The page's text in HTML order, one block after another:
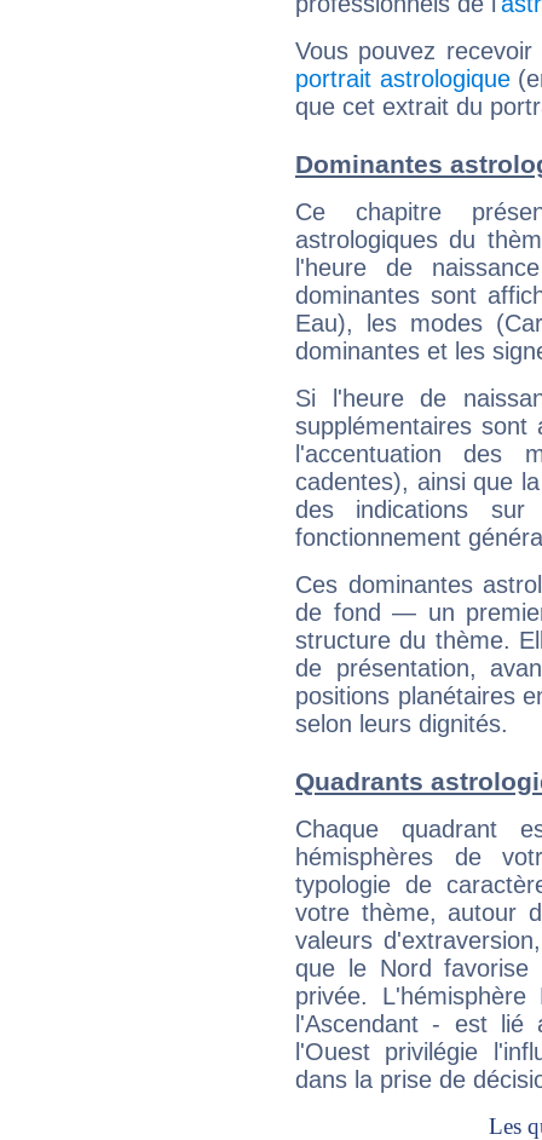
Vous pouvez
portrait astrologique
que cet extrait du
Dominantes
Ce chapitre
astrologiques du
l'heure de
dominantes sont
Eau), les modes
dominantes et les
Si l'heure de
supplémentaires sont
l'accentuation des
cadentes), ainsi que
des indications sur
fonctionnement
Ces dominantes
de fond — un
structure du thème.
de présentation,
positions planétaires
selon leurs dignités.
Quadrants
Chaque quadrant
hémisphères de
typologie de
votre thème, autour
valeurs
que le Nord favorise
privée.
l'Ascendant - est
l'Ouest privilégie
dans la prise de